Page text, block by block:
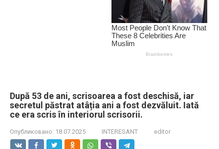
După 53 de ani, scrisoarea a fost deschisă, iar
secretul păstrat atâția ani a fost dezvăluit. Iată
ce era scris în interiorul scrisorii.
Опубликовано: 18.07.2025 INTERESANT editor